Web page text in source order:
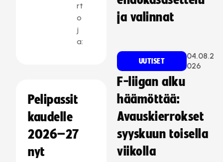
rt
o
j
a:
Pelipassit
kaudelle
2026–27
nyt
ja valinnat
UUTISET
04.08.2
026
F-liigan alku
häämöttää:
Avauskierrokset
syyskuun toisella
viikolla